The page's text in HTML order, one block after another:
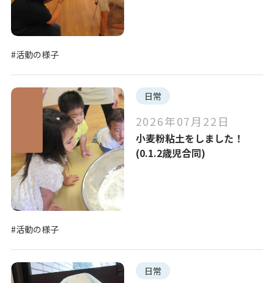
#活動の様子
日常
2026年07月22日
小麦粉粘土をしました！
(0.1.2歳児合同)
#活動の様子
日常